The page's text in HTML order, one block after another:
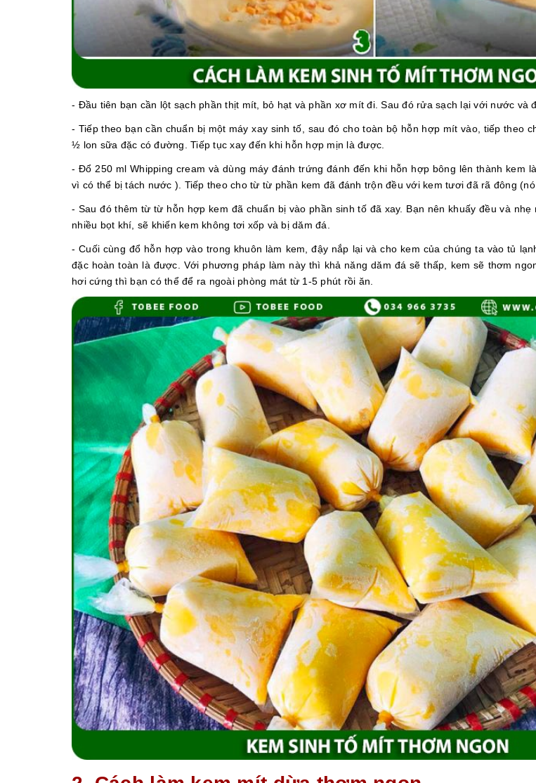
- Đầu tiên bạn cần lột sạch phần thịt mít, bỏ hạt và phần xơ mít đi. Sau đó rửa sạch lại với nước và
- Tiếp theo bạn cần chuẩn bị một máy xay sinh tố, sau đó cho toàn bộ hỗn hợp mít vào, tiếp theo
½ lon sữa đặc có đường. Tiếp tục xay đến khi hỗn hợp mịn là được.
- Đổ 250 ml Whipping cream và dùng máy đánh trứng đánh đến khi hỗn hợp bông lên thành kem
vì có thể bị tách nước ). Tiếp theo cho từ từ phần kem đã đánh trộn đều với kem tươi đã rã đông
- Sau đó thêm từ từ hỗn hợp kem đã chuẩn bị vào phần sinh tố đã xay. Bạn nên khuấy đều và nhẹ
nhiều bọt khí, sẽ khiến kem không tơi xốp và bị dăm đá.
- Cuối cùng đổ hỗn hợp vào trong khuôn làm kem, đậy nắp lại và cho kem của chúng ta vào tủ
đặc hoàn toàn là được. Với phương pháp làm này thì khả năng dăm đá sẽ thấp, kem sẽ thơm
hơi cứng thì bạn có thể để ra ngoài phòng mát từ 1-5 phút rồi ăn.